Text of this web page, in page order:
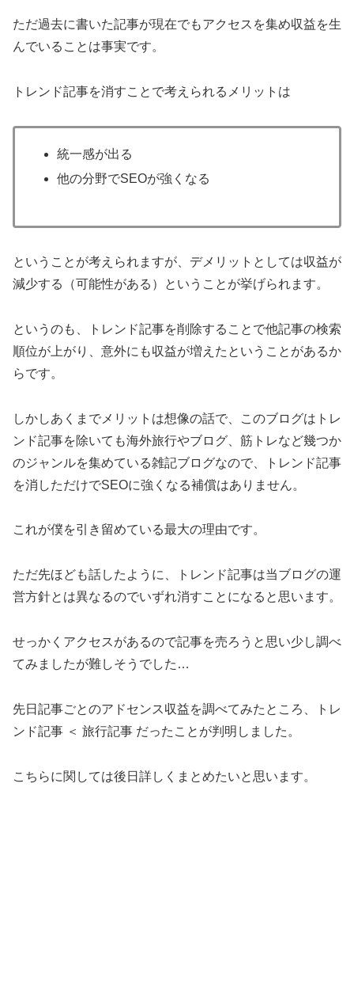
ただ過去に書いた記事が現在でもアクセスを集め収益を生
んでいることは事実です。
トレンド記事を消すことで考えられるメリットは
統一感が出る
他の分野でSEOが強くなる
ということが考えられますが、デメリットとしては収益が
減少する（可能性がある）ということが挙げられます。
というのも、トレンド記事を削除することで他記事の検索
順位が上がり、意外にも収益が増えたということがあるか
らです。
しかしあくまでメリットは想像の話で、このブログはトレ
ンド記事を除いても海外旅行やブログ、筋トレなど幾つか
のジャンルを集めている雑記ブログなので、トレンド記事
を消しただけでSEOに強くなる補償はありません。
これが僕を引き留めている最大の理由です。
ただ先ほども話したように、トレンド記事は当ブログの運
営方針とは異なるのでいずれ消すことになると思います。
せっかくアクセスがあるので記事を売ろうと思い少し調べ
てみましたが難しそうでした…
先日記事ごとのアドセンス収益を調べてみたところ、トレ
ンド記事 ＜ 旅行記事 だったことが判明しました。
こちらに関しては後日詳しくまとめたいと思います。